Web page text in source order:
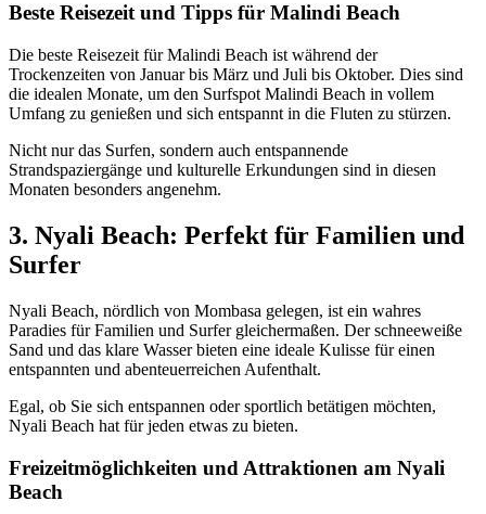
Beste Reisezeit und Tipps für Malindi Beach
Die beste Reisezeit für Malindi Beach ist während der
Trockenzeiten von Januar bis März und Juli bis Oktober. Dies sind
die idealen Monate, um den Surfspot Malindi Beach in vollem
Umfang zu genießen und sich entspannt in die Fluten zu stürzen.
Nicht nur das Surfen, sondern auch entspannende
Strandspaziergänge und kulturelle Erkundungen sind in diesen
Monaten besonders angenehm.
3. Nyali Beach: Perfekt für Familien und
Surfer
Nyali Beach, nördlich von Mombasa gelegen, ist ein wahres
Paradies für Familien und Surfer gleichermaßen. Der schneeweiße
Sand und das klare Wasser bieten eine ideale Kulisse für einen
entspannten und abenteuerreichen Aufenthalt.
Egal, ob Sie sich entspannen oder sportlich betätigen möchten,
Nyali Beach hat für jeden etwas zu bieten.
Freizeitmöglichkeiten und Attraktionen am Nyali
Beach